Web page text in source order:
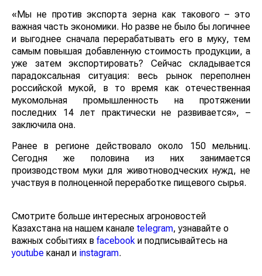
«Мы не против экспорта зерна как такового – это
важная часть экономики. Но разве не было бы логичнее
и выгоднее сначала перерабатывать его в муку, тем
самым повышая добавленную стоимость продукции, а
уже затем экспортировать? Сейчас складывается
парадоксальная ситуация: весь рынок переполнен
российской мукой, в то время как отечественная
мукомольная промышленность на протяжении
последних 14 лет практически не развивается», –
заключила она.
Ранее в регионе действовало около 150 мельниц.
Сегодня же половина из них занимается
производством муки для животноводческих нужд, не
участвуя в полноценной переработке пищевого сырья.
Смотрите больше интересных агроновостей
Казахстана на нашем канале telegram, узнавайте о
важных событиях в facebook и подписывайтесь на
youtube канал и instagram.